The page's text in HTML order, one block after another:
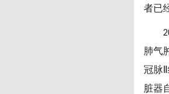
者已
肺气
冠脉
脏器